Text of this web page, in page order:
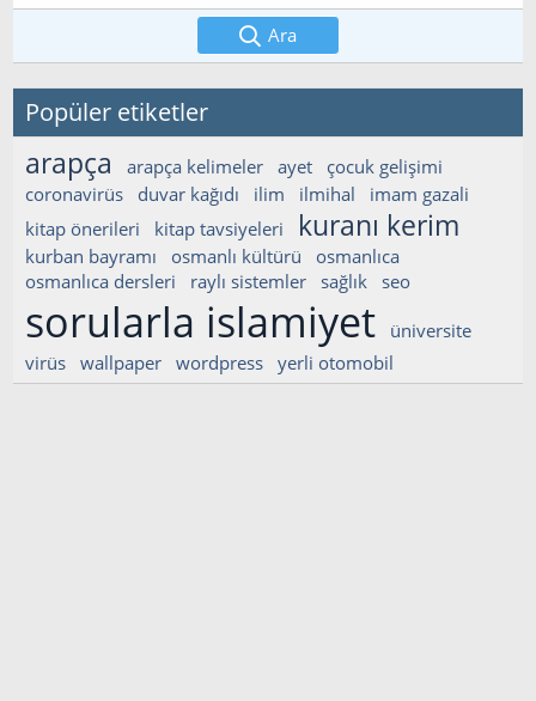
Ara
Popüler etiketler
arapça arapça kelimeler ayet
çocuk gelişimi
coronavirüs
duvar kağıdı ilim ilmihal
imam gazali
kitap önerileri
kitap tavsiyeleri kuranı kerim
kurban bayramı osmanlı kültürü
osmanlıca
osmanlıca dersleri
raylı sistemler sağlık seo
sorularla islamiyet
üniversite
virüs
wallpaper wordpress yerli otomobil